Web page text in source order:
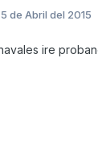
5 de Abril del 2015
ire